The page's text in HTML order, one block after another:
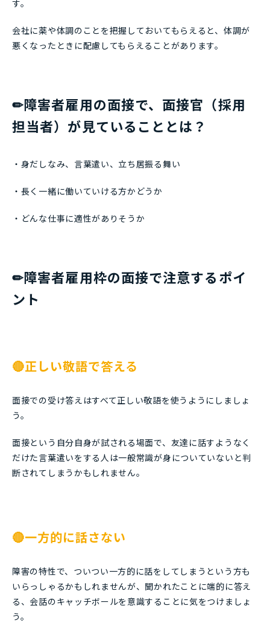
す。
会社に薬や体調のことを把握しておいてもらえると、体調が
悪くなったときに配慮してもらえることがあります。
✏障害者雇用の面接で、面接官（採用
担当者）が見ていることとは？
・身だしなみ、言葉遣い、立ち居振る舞い
・長く一緒に働いていける方かどうか
・どんな仕事に適性がありそうか
✏障害者雇用枠の面接で注意するポイ
ント
🔴正しい敬語で答える
面接での受け答えはすべて正しい敬語を使うようにしましょ
う。
面接という自分自身が試される場面で、友達に話すようなく
だけた言葉遣いをする人は一般常識が身についていないと判
断されてしまうかもしれません。
🔴一方的に話さない
障害の特性で、ついつい一方的に話をしてしまうという方も
いらっしゃるかもしれませんが、聞かれたことに端的に答え
る、会話のキャッチボールを意識することに気をつけましょ
う。